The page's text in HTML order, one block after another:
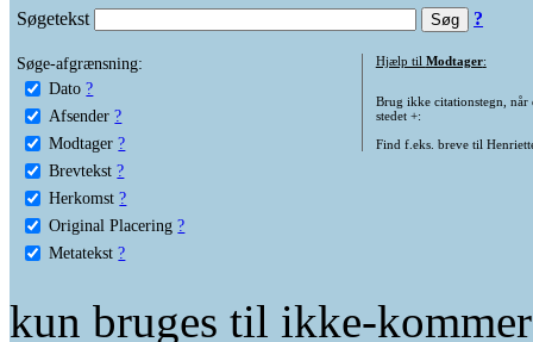
Søgetekst ?
Søge-afgrænsning:
Dato ?
Afsender ?
Modtager ?
Brevtekst ?
Herkomst ?
Original Placering ?
Metatekst ?
Hjælp til Modtager:
Brug ikke citationstegn, når
stedet +:
Find f.eks. breve til
kun bruges til ikke-